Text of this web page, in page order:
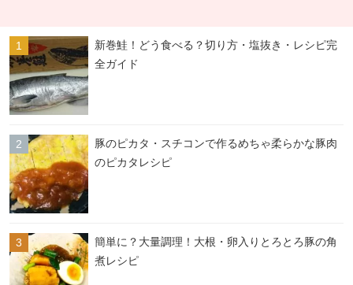
新巻鮭！どう食べる？切り方・塩抜き・レシピ完
全ガイド
豚のピカタ・スチコンで作るめちゃ柔らかな豚肉
のピカタレシピ
簡単に？大量調理！大根・卵入りとろとろ豚の角
煮レシピ